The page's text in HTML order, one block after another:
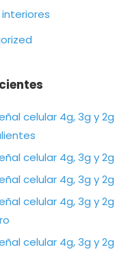
celular 4g, 3g y 2g
celular 4g, 3g y
celular 4g, 3g y
celular 4g, 3g y 2g
celular 4g, 3g y